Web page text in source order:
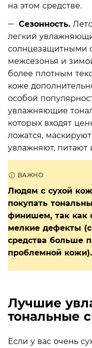
на этом средстве.
Сезонность.
легкий
солнцезащитными
межсезонья и
более плотным
коже
особой
увлажняющие
которых входят
ложатся,
увлажняют,
Людям с сухой
покупать
финишем, так как
мелкие дефекты
средства больше
проблемной кожи).
Лучшие
тональные
Если у вас очень